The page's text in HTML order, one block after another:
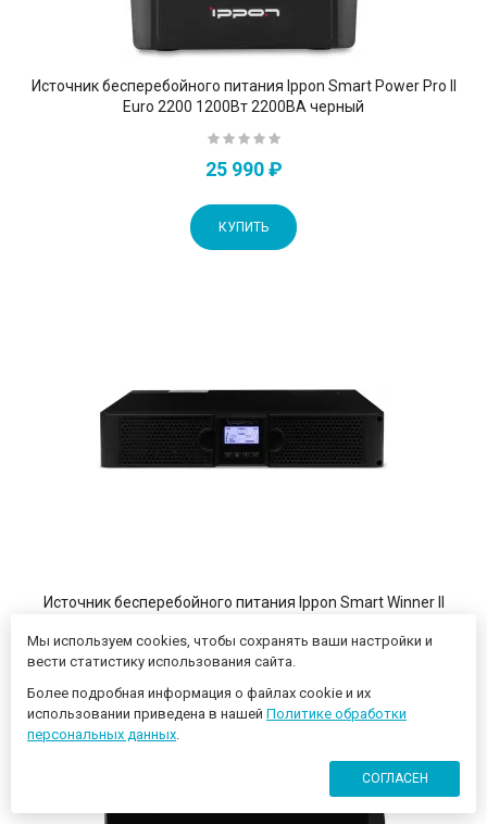
Источник бесперебойного питания Ippon Smart Power Pro II
Euro 2200 1200Вт 2200ВА черный
25 990 ₽
КУПИТЬ
Источник бесперебойного питания Ippon Smart Winner II
43 690 ₽
Мы используем cookies, чтобы сохранять ваши настройки и
вести статистику использования сайта.
Более подробная информация о файлах cookie и их
использовании приведена в нашей Политике обработки
персональных данных.
СОГЛАСЕН